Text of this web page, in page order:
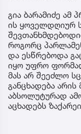
გია ბარამიძე ამ
ის ყოველდღიურ
როგორც
და ესწრებოდა
იყო უფრო
მას არ შეეძლო
განცხადება არის
აბსოლუტურად
აცხადებს